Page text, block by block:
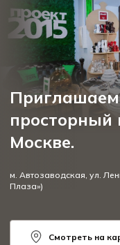
просторный
Москве.
м. Автозаводская, ул.
Плаза»)
Смотреть на